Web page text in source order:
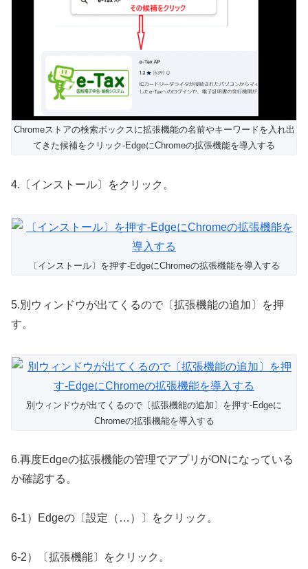
Chromeストアの検索ボックスに拡張機能の名前やキーワードを入れ出
てきた候補をクリック-EdgeにChromeの拡張機能を導入する
4.〔インストール〕をクリック。
〔インストール〕を押す-EdgeにChromeの拡張機能を導入する
5.別ウィンドウが出てくるので〔拡張機能の追加〕を押
す。
別ウィンドウが出てくるので〔拡張機能の追加〕を押す-Edgeに
Chromeの拡張機能を導入する
6.再度Edgeの拡張機能の管理でアプリがONになっている
か確認する。
6-1）Edgeの〔設定（…）〕をクリック。
6-2）〔拡張機能〕をクリック。